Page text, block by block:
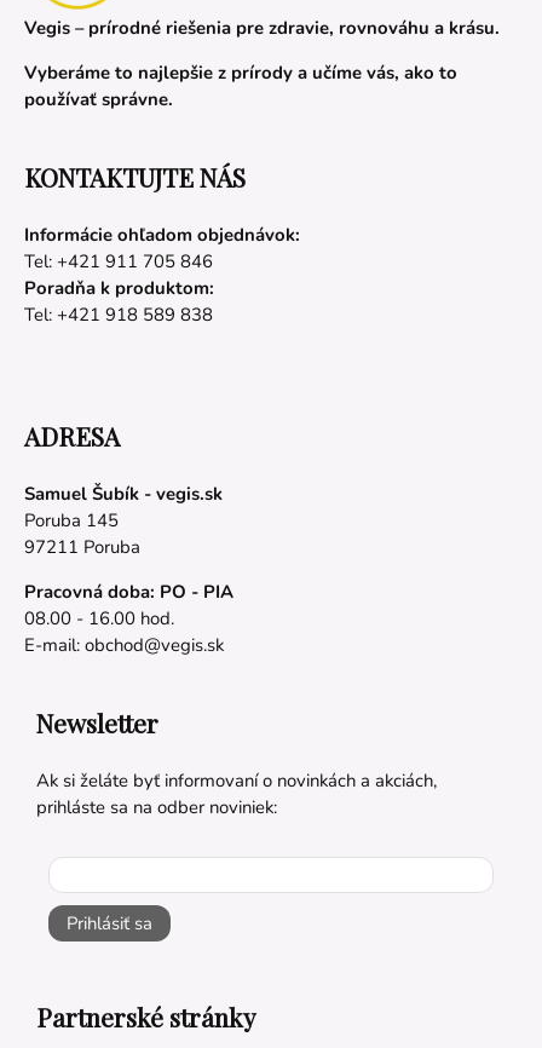
Vegis – prírodné riešenia pre zdravie, rovnováhu a krásu.
Vyberáme to najlepšie z prírody a učíme vás, ako to
používať správne.
KONTAKTUJTE NÁS
Informácie ohľadom objednávok:
Tel: +421 911 705 846
Poradňa k produktom:
Tel: +421 918 589 838
ADRESA
Samuel Šubík - vegis.sk
Poruba 145
97211 Poruba
Pracovná doba: PO - PIA
08.00 - 16.00 hod.
E-mail: obchod@vegis.sk
Newsletter
Ak si želáte byť informovaní o novinkách a akciách,
prihláste sa na odber noviniek:
Prihlásiť sa
Partnerské stránky